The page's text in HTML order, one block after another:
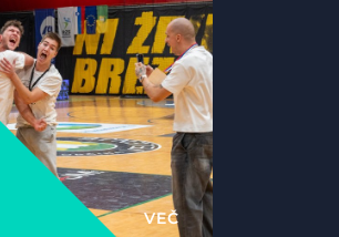
VEČ